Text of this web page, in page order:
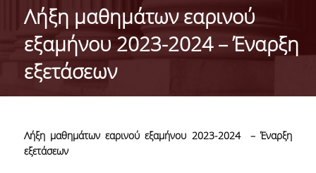
STUDENT ACADEMIC ADVISOR
CONTACT
Λήξη μαθημάτων εαρινού
εξαμήνου 2023-2024 – Έναρξη
εξετάσεων
Λήξη μαθημάτων εαρινού εξαμήνου 2023-2024
– Έναρξη
εξετάσεων